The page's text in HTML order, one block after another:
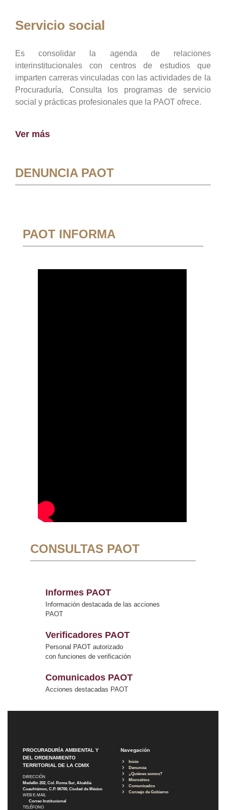
Servicio social
Es consolidar la agenda de relaciones
interinstitucionales con centros de estudios que
imparten carreras vinculadas con las actividades de la
Procuraduría, Consulta los programas de servicio
social y prácticas profesionales que la PAOT ofrece.
Ver más
DENUNCIA PAOT
PAOT INFORMA
CONSULTAS PAOT
Informes PAOT
Información destacada de las acciones
PAOT
Verificadores PAOT
Personal PAOT autorizado
con funciones de verificación
Comunicados PAOT
Acciones destacadas PAOT
PROCURADURÍA AMBIENTAL Y
DEL ORDENAMIENTO
TERRITORIAL DE LA CDMX
DIRECCIÓN
Medellín 202, Col. Roma Sur, Alcaldía
Cuauhtémoc, C.P. 06700, Ciudad de México
WEB E-MAIL
Correo Institucional
TELÉFONO
Navegación
Inicio
Denuncia
¿Quiénes somos?
Micrositios
Comunicados
Consejo de Gobierno